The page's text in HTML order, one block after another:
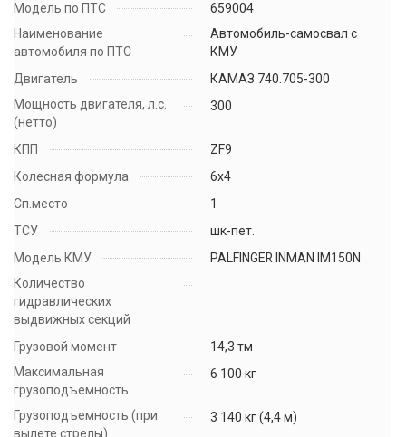
Модель по ПТС
659004
Наименование
автомобиля по ПТС
Автомобиль-самосвал с
КМУ
Двигатель
КАМАЗ 740.705-300
Мощность двигателя, л.с.
(нетто)
300
КПП
ZF9
Колесная формула
6х4
Сп.место
1
ТСУ
шк-пет.
Модель КМУ
PALFINGER INMAN IM150N
Количество
гидравлических
выдвижных секций
Грузовой момент
14,3 тм
Максимальная
грузоподъемность
6 100 кг
Грузоподъемность (при
вылете стрелы)
3 140 кг (4,4 м)